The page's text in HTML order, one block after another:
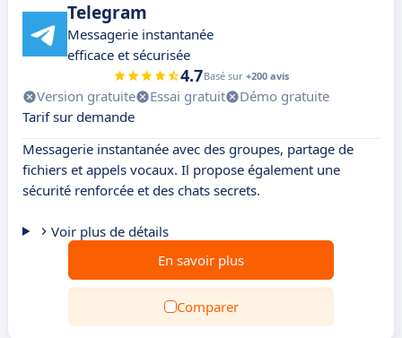
Telegram
Messagerie instantanée
efficace et sécurisée
4.7Basé sur +200 avis
Version gratuite Essai gratuit
Démo gratuite
Tarif sur demande
Messagerie instantanée avec des groupes, partage de
fichiers et appels vocaux. Il propose également une
sécurité renforcée et des chats secrets.
Voir plus de détails
En savoir plus
Comparer